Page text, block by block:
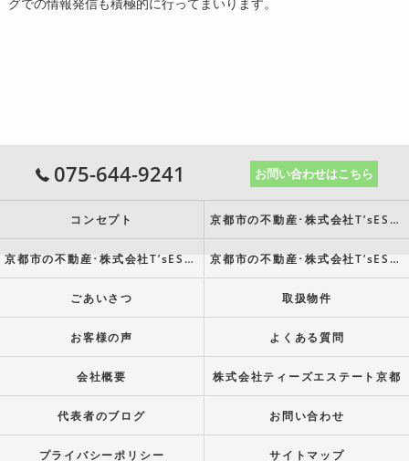
075-644-9241 お問い合わせはこちら
コンセプト 京都市の不動産･株式会社T’sESTATE京都の口コミ情報
京都市の不動産･株式会社T’sESTATE京都の評判 京都市の不動産･株式会社T’sESTATE京都のお客様の声
ごあいさつ 取扱物件
お客様の声 よくある質問
会社概要 株式会社ティーズエステート京都
代表者のブログ お問い合わせ
プライバシーポリシー サイトマップ